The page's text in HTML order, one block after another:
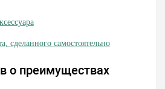
сделанного самостоятельно
о преимуществах